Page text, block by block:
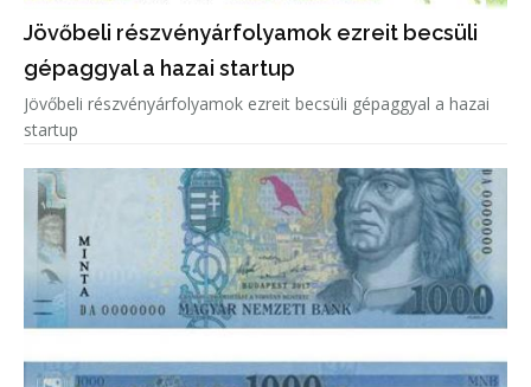
Jövőbeli részvényárfolyamok ezreit becsüli
gépaggyal a hazai startup
Jövőbeli részvényárfolyamok ezreit becsüli gépaggyal a hazai
startup